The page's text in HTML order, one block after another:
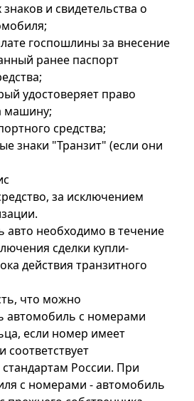
и свидетельства о
госпошлины за внесение
ранее паспорт
удостоверяет право
машину;
средства;
знаки "Транзит" (если они
за исключением
авто необходимо в течение
сделки купли-
действия транзитного
что можно
автомобиль с номерами
если номер имеет
России. При
с номерами - автомобиль